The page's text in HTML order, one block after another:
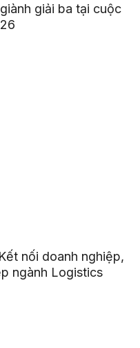
giải ba tại cuộc
nối doanh nghiệp,
ngành Logistics